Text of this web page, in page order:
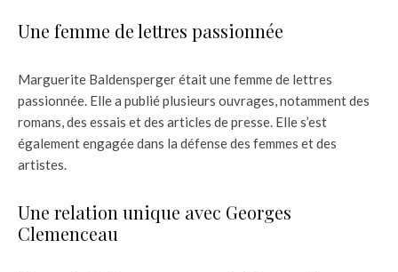
Une femme de lettres passionnée
Marguerite Baldensperger était une femme de lettres
passionnée. Elle a publié plusieurs ouvrages, notamment des
romans, des essais et des articles de presse. Elle s’est
également engagée dans la défense des femmes et des
artistes.
Une relation unique avec Georges
Clemenceau